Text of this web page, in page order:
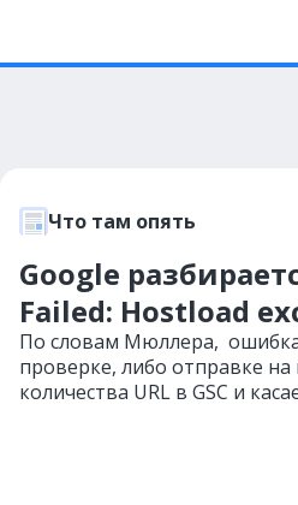
Что там опять
Google
Failed: Hostload
По словам Мюллера,
проверке, либо отправке
количества URL в GSC и